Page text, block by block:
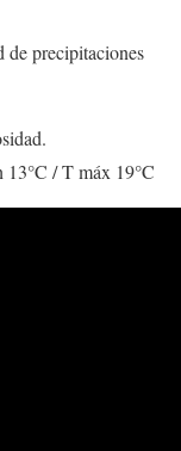
de precipitaciones
13°C / T máx 19°C